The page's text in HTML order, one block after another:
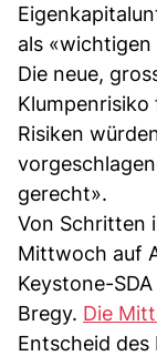
als
Die neue,
Klumpenrisiko
Risiken
gerecht».
Von Schritten
Mittwoch auf
Keystone-
Bregy. Die
Entscheid